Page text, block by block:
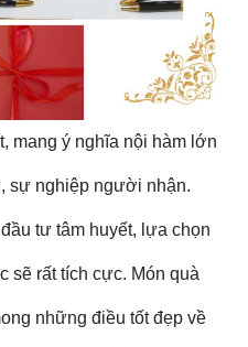
mang ý nghĩa nội hàm lớn
sự nghiệp người nhận.
tư tâm huyết, lựa chọn
sẽ rất tích cực. Món quà
những điều tốt đẹp về